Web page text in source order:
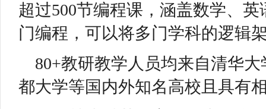
超过500节编程课，涵盖数学、
门编程，可以将多门学科的逻辑
80+教研教学人员均来自清华
都大学等国内外知名高校且具有